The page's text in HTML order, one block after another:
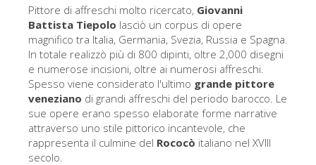
Tour virtuale
Le opere
Le sale
Gli artisti
Le nuove sale
Musei di Firenze
Pittore di affreschi molto ricercato, Giovanni
Battista Tiepolo lasciò un corpus di opere
magnifico tra Italia, Germania, Svezia, Russia e Spagna.
In totale realizzò più di 800 dipinti, oltre 2,000 disegni
e numerose incisioni, oltre ai numerosi affreschi.
Spesso viene considerato l'ultimo grande pittore
veneziano di grandi affreschi del periodo barocco. Le
sue opere erano spesso elaborate forme narrative
attraverso uno stile pittorico incantevole, che
rappresenta il culmine del Rococò italiano nel XVIII
secolo.